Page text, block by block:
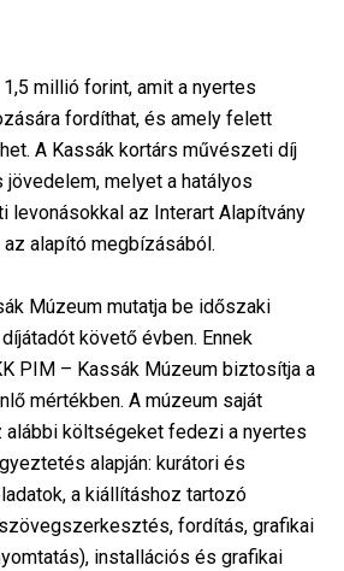
millió forint, amit a nyertes
fordíthat, és amely felett
A Kassák kortárs művészeti díj
melyet a hatályos
levonásokkal az Interart Alapítvány
alapító megbízásából.
Múzeum mutatja be időszaki
követő évben. Ennek
PIM – Kassák Múzeum biztosítja a
mértékben. A múzeum saját
költségeket fedezi a nyertes
alapján: kurátori és
a kiállításhoz tartozó
fordítás, grafikai
installációs és grafikai